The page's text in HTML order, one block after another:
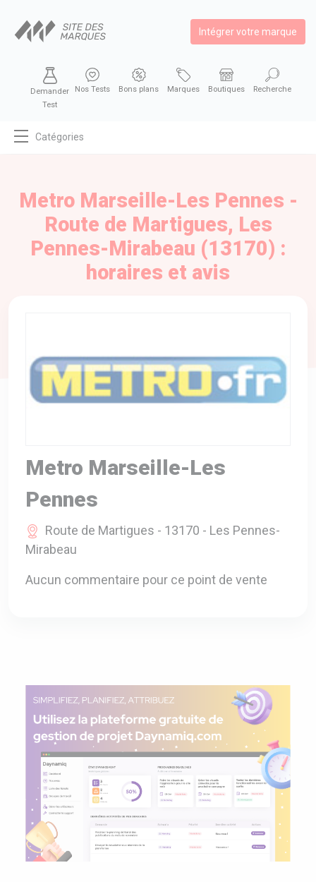
Intégrer votre marque
Demander
Test
Nos Tests Bons plans Marques Boutiques Recherche
Catégories
BIO & ENVIRONNEMENT
ENTREPRISE
ANIMAUX
Metro Marseille-Les Pennes -
Route de Martigues, Les
Pennes-Mirabeau (13170) :
horaires et avis
Metro Marseille-Les
Pennes
Route de Martigues - 13170 - Les Pennes-
Mirabeau
Aucun commentaire pour ce point de vente